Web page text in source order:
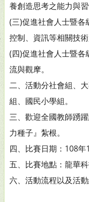
養創造思考之能力與習
(三)促進社會人士暨各
控制、資訊等相關技
(四)促進社會人士暨
流與觀摩。
二、活動分社會組、
組、國民小學組。
三、歡迎全國教師踴
力種子』紮根。
四、比賽日期：108年
五、比賽地點：龍華
六、活動流程以及活動